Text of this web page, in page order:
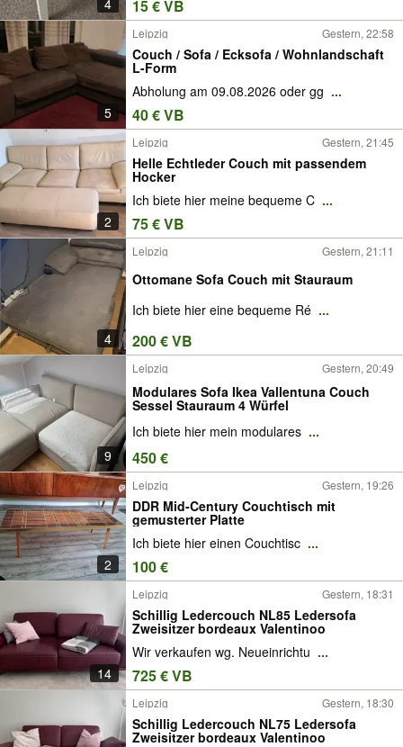
4 15 € VB
5
Leipzig Gestern, 22:58
Couch / Sofa / Ecksofa / Wohnlandschaft
L-Form
Abholung am 09.08.2026 oder gg ...
40 € VB
2
Leipzig Gestern, 21:45
Helle Echtleder Couch mit passendem
Hocker
Ich biete hier meine bequeme C ...
75 € VB
4
Leipzig Gestern, 21:11
Ottomane Sofa Couch mit Stauraum
Ich biete hier eine bequeme Ré ...
200 € VB
9
Leipzig Gestern, 20:49
Modulares Sofa Ikea Vallentuna Couch
Sessel Stauraum 4 Würfel
Ich biete hier mein modulares ...
450 €
2
Leipzig Gestern, 19:26
DDR Mid-Century Couchtisch mit
gemusterter Platte
Ich biete hier einen Couchtisc ...
100 €
14
Leipzig Gestern, 18:31
Schillig Ledercouch NL85 Ledersofa
Zweisitzer bordeaux Valentinoo
Wir verkaufen wg. Neueinrichtu ...
725 € VB
Leipzig Gestern, 18:30
Schillig Ledercouch NL75 Ledersofa
Zweisitzer bordeaux Valentinoo